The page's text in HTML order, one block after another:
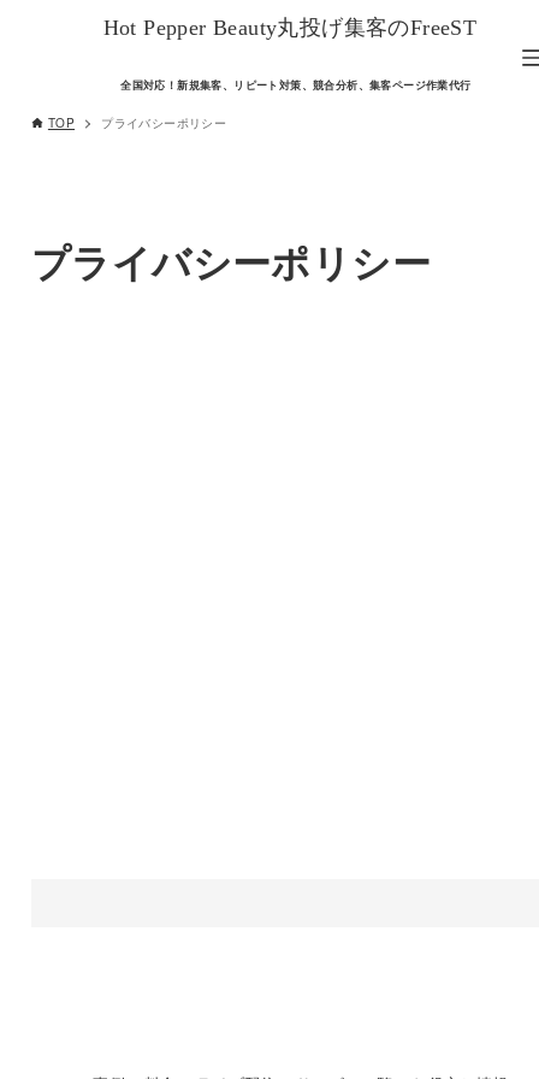
全国対応！新規集客、リピート対策、競合分析、集客ページ作業代行
Hot Pepper Beauty丸投げ集客のFreeST
TOP プライバシーポリシー
プライバシーポリシー